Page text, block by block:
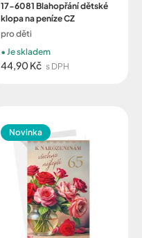
17-6081 Blahopřání dětské
klopa na peníze CZ
pro děti
44,90 Kč s DPH
Je skladem
Novinka